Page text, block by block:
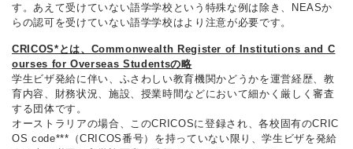
す。あえて受けていない語学学校という特殊な例は除き、NEASか
らの認可を受けていない語学学校はより注意が必要です。
CRICOS*とは、Commonwealth Register of Institutions and C
ourses for Overseas Studentsの略
学生ビザ発給に伴い、ふさわしい教育機関かどうかを運営経歴、教
育内容、財務状況、施設、授業時間などにおいて細かく厳しく審査
する団体です。
オーストラリアの場合、このCRICOSに登録され、各校固有のCRIC
OS code***（CRICOS番号）を持っていない限り、学生ビザを発給